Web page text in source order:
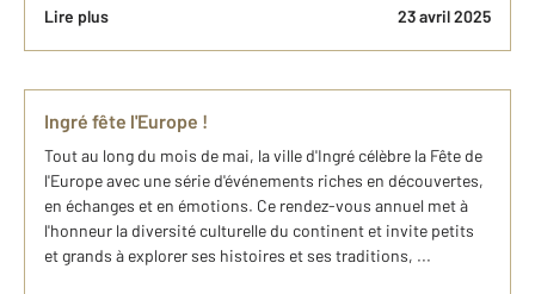
Lire plus 23 avril 2025
Ingré fête l'Europe !
Tout au long du mois de mai, la ville d'Ingré célèbre la Fête de
l'Europe avec une série d'événements riches en découvertes,
en échanges et en émotions. Ce rendez-vous annuel met à
l'honneur la diversité culturelle du continent et invite petits
et grands à explorer ses histoires et ses traditions, ...